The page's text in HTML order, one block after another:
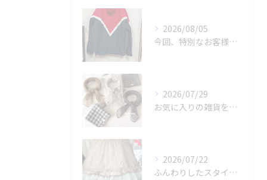
2026/08/05
今回、特別なお客様のためにファッションショー用のサンプルを手...
2026/07/29
お気に入りの雑貨をお探しですか？
2026/07/22
ふんわりしたスタイルに魅了されませんか？